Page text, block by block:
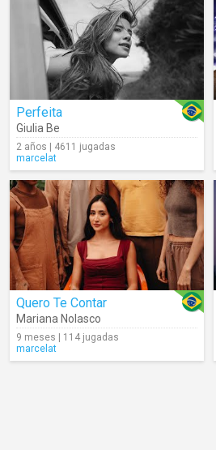
Perfeita
Giulia Be
2 años | 4611 jugadas
marcelat
Quero Te Contar
Mariana Nolasco
9 meses | 114 jugadas
marcelat